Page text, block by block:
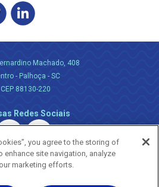
Machado, 408
- Palhoça - SC
CEP 88130-220
Redes Sociais
you agree to the storing of
enhance site navigation, analyze
marketing efforts.